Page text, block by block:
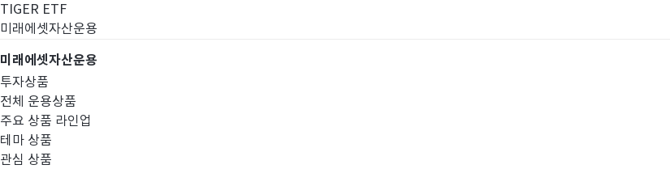
TIGER ETF
미래에셋자산운용
미래에셋자산운용
투자상품
전체 운용상품
주요 상품 라인업
테마 상품
관심 상품